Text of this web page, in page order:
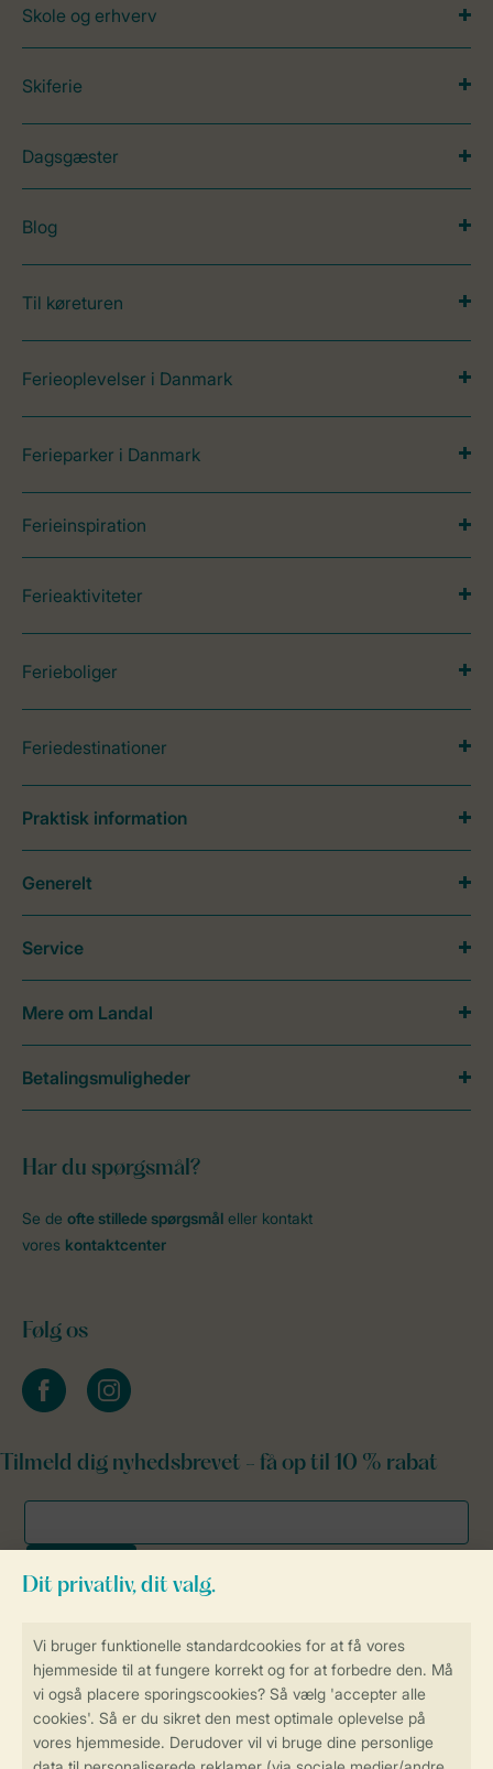
Sikker og hurtig online booking
Sikker datahåndtering
Skole og erhverv
Skiferie
Dagsgæster
Blog
Til køreturen
Ferieoplevelser i Danmark
Ferieparker i Danmark
Ferieinspiration
Ferieaktiviteter
Ferieboliger
Feriedestinationer
Har du spørgsmål?
Se de ofte stillede spørgsmål eller kontakt
vores kontaktcenter
Følg os
facebookinstagram
Tilmeld dig nyhedsbrevet - få op til 10 % rabat
Praktisk information
Generelt
Service
Mere om Landal
Betalingsmuligheder